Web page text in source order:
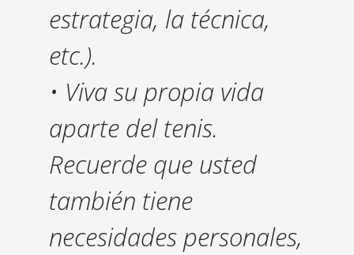
estrategia, la técnica,
etc.).
• Viva su propia vida
aparte del tenis.
Recuerde que usted
también tiene
necesidades personales,